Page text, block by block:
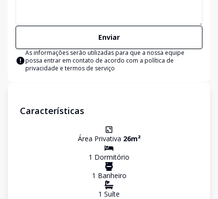
Enviar
As informações serão utilizadas para que a nossa equipe
possa entrar em contato de acordo com a política de
privacidade e termos de serviço
Características
Área Privativa 26m²
1 Dormitório
1 Banheiro
1 Suíte